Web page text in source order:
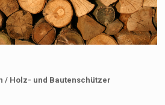
/ Holz- und Bautenschützer